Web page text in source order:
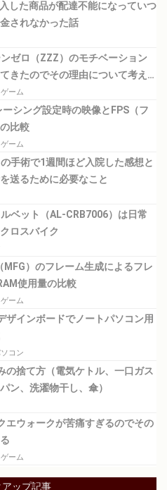
した商品が配達不能になっていつ
されなかった話
ゼロ（ZZZ）のモチベーション
きたのでその理由について考え
ーム
ーシング設定時の映像とFPS（フ
比較
ーム
手術で1週間ほど入院した感想と
送るために必要なこと
ベット（AL-CRB7006）は日常
ロスバイク
MFG）のフレーム生成によるフレ
使用量の比較
ーム
ザインボードでノートパソコン用
コン
の捨て方（電気ケトル、一口ガス
ン、洗濯物干し、傘）
エウォークが苦痛すぎるのでその
ーム
アップ記事